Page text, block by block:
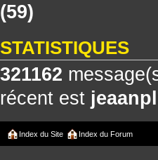
(59)
STATISTIQUES
321162
récent est
Index du Site Index du Forum